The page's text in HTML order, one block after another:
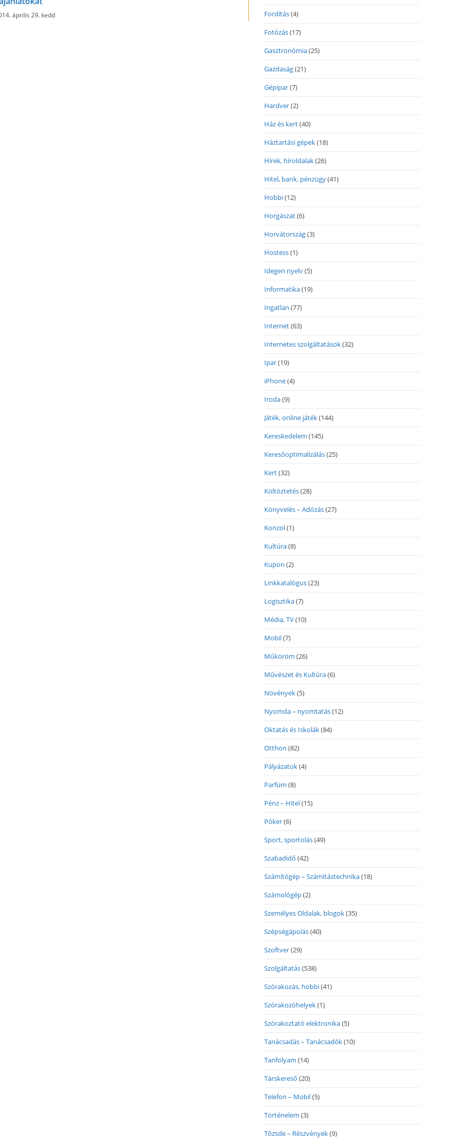
április 29. kedd
Fordítás(4)
Fotózás(17)
Gasztronómia(25)
Gazdaság(21)
Gépipar(7)
Hardver(2)
Ház és kert(40)
Háztartási gépek(18)
Hírek, híroldalak(26)
Hitel, bank, pénzügy(41)
Hobbi(12)
Horgászat(6)
Horvátország(3)
Hostess(1)
Idegen nyelv(5)
Informatika(19)
Ingatlan (77)
Internet(63)
Internetes szolgáltatások(32)
Ipar(19)
iPhone(4)
Iroda(9)
Játék, online játék(144)
Kereskedelem (145)
Keresőoptimalizálás(25)
Kert(32)
Költöztetés(28)
Könyvelés – Adózás(27)
Konzol(1)
Kultúra(8)
Kupon (2)
Linkkatalógus(23)
Logisztika(7)
Média, TV(10)
Mobil(7)
Műköröm (26)
Művészet és Kultúra(6)
Növények(5)
Nyomda – nyomtatás(12)
Oktatás és Iskolák(84)
Otthon (82)
Pályázatok(4)
Parfüm (8)
Pénz – Hitel(15)
Póker(6)
Sport, sportolás(49)
Szabadidő (42)
Számítógép – Számítástechnika(18)
Számológép(2)
Személyes Oldalak, blogok(35)
Szépségápolás(40)
Szoftver(29)
Szolgáltatás(538)
Szórakozás, hobbi(41)
Szórakozóhelyek(1)
Szórakoztató elektronika(5)
Tanácsadás – Tanácsadók(10)
Tanfolyam (14)
Társkereső (20)
Telefon – Mobil(5)
Történelem (3)
Tőzsde – Részvények(9)